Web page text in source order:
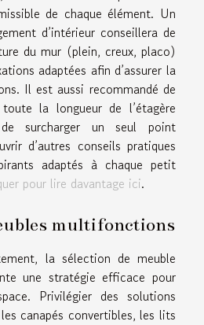
de chaque élément. Un
d’intérieur conseillera de
du mur (plein, creux, placo)
adaptées afin d’assurer la
Il est aussi recommandé de
la longueur de l’étagère
surcharger un seul point
d’autres conseils pratiques
adaptés à chaque petit
pour lire davantage ici.
multifonctions
la sélection de meuble
une stratégie efficace pour
Privilégier des solutions
canapés convertibles, les lits